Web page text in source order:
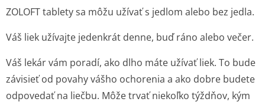
ZOLOFT tablety sa môžu užívať s jedlom alebo bez jedla.
Váš liek užívajte jedenkrát denne, buď ráno alebo večer.
Váš lekár vám poradí, ako dlho máte užívať liek. To bude
závisieť od povahy vášho ochorenia a ako dobre budete
odpovedať na liečbu. Môže trvať niekoľko týždňov, kým